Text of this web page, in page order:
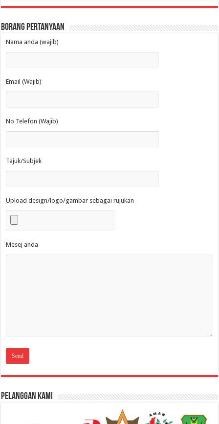
Borang Pertanyaan
Nama anda (wajib)
Email (Wajib)
No Telefon (Wajib)
Tajuk/Subjek
Upload design/logo/gambar sebagai rujukan
Mesej anda
Pelanggan Kami